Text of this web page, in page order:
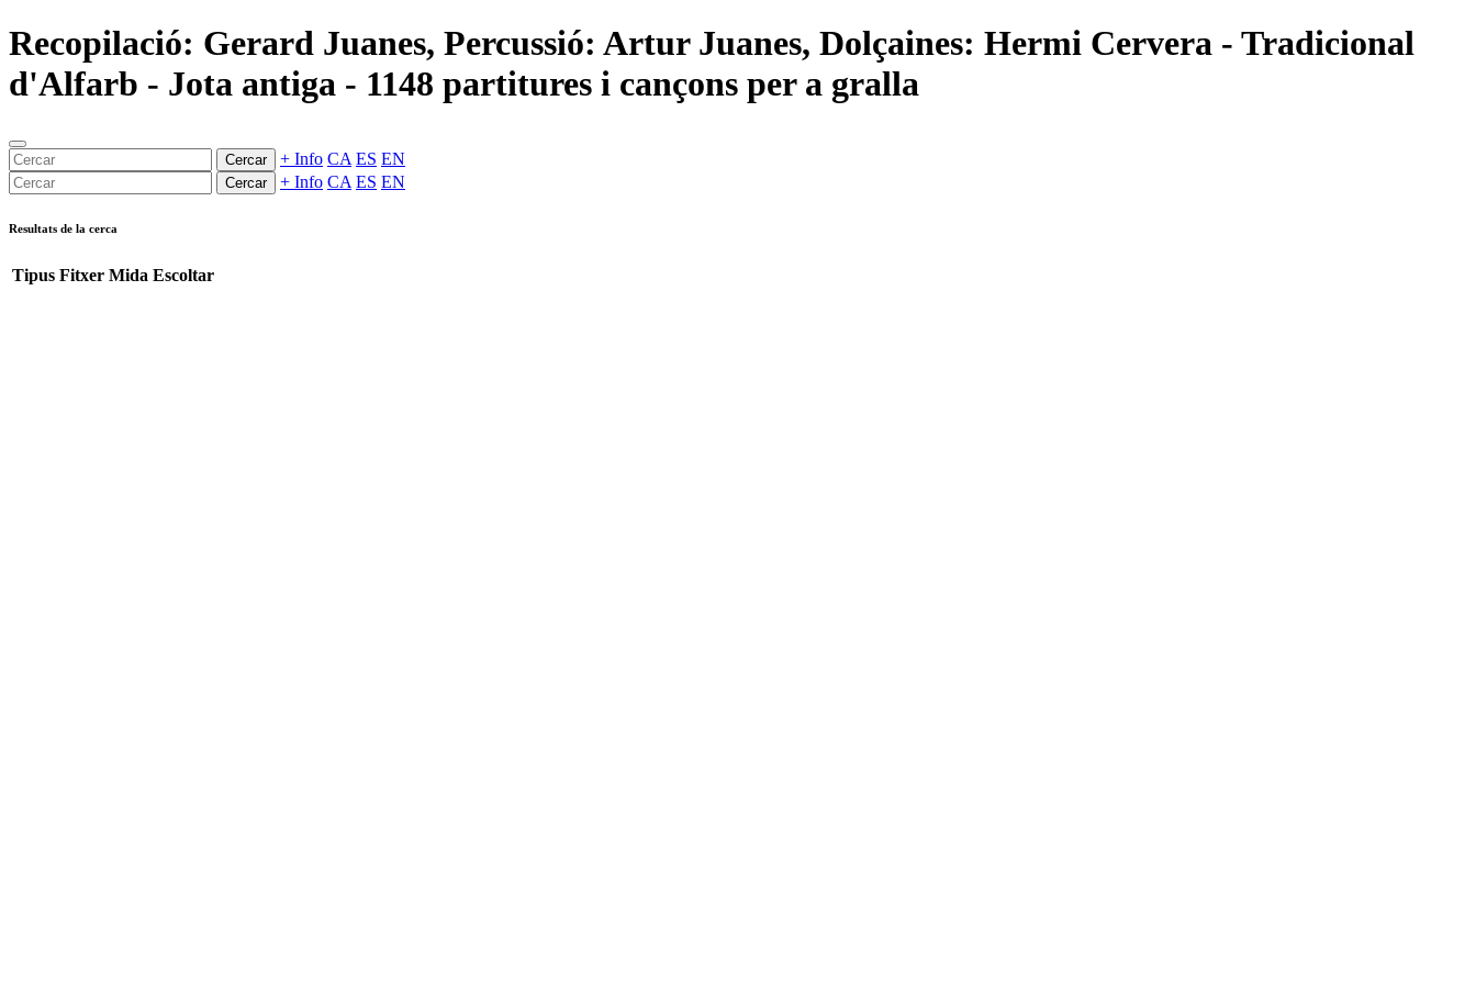
Recopilació: Gerard Juanes, Percussió: Artur Juanes, Dolçaines: Hermi Cervera - Tradicional
d'Alfarb - Jota antiga - 1148 partitures i cançons per a gralla
Cercar + Info CA ES EN
Cercar + Info CA ES EN
Resultats de la cerca
Tipus Fitxer Mida Escoltar